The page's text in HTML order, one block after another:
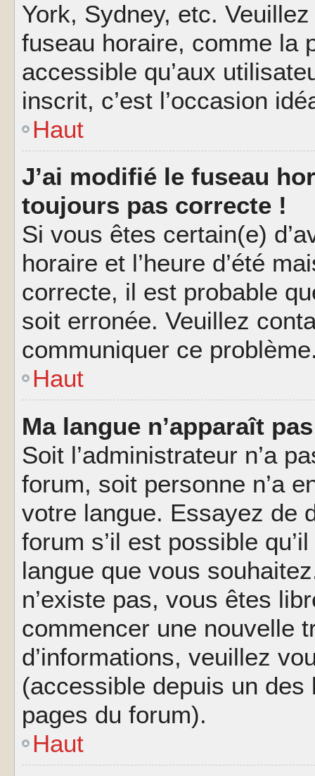
York, Sydney, etc.
fuseau horaire, comme la
accessible qu’aux
inscrit, c’est l’occasion
Haut
J’ai modifié le fuseau
toujours pas correcte !
Si vous êtes certain(e)
horaire et l’heure d’été
correcte, il est probable
soit erronée. Veuillez
communiquer ce
Haut
Ma langue n’apparaît
Soit l’administrateur n’a
forum, soit personne n’a
votre langue. Essayez de
forum s’il est possible
langue que vous
n’existe pas, vous êtes
commencer une nouvelle
d’informations, veuillez
(accessible depuis un
pages du forum).
Haut